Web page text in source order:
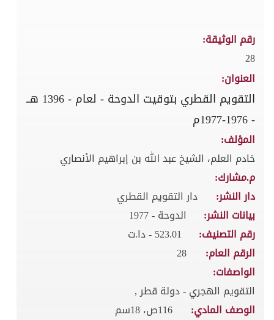
رقم الوثيقة:
28
العنوان:
التقويم القطري بتوقيت الدوحة - لعام - 1396 هــ
- 1976-1977م
المؤلف:
خادم العلم، الشيخ عبد الله بن إبراهيم الأنصاري
م.مشارك:
دار النشر:
دار التقويم القطري
بيانات النشر:
الدوحة - 1977
رقم التصنيف:
523.01 - دا.ت
الرقم العام:
28
الواصفات:
التقويم الهجري - دولة قطر ,
الوصف المادي:
116ص، 18سم